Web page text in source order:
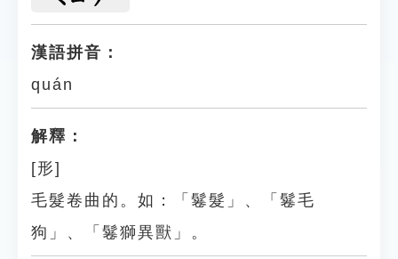
漢語拼音：
quán
解釋：
[形]
毛髮卷曲的。如：「鬈髮」、「鬈毛
狗」、「鬈獅異獸」。